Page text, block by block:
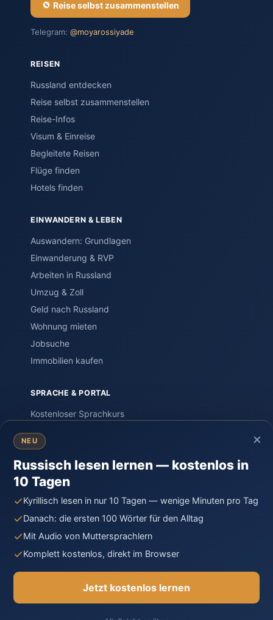
Reise selbst zusammenstellen
Telegram: @moyarossiyade
REISEN
Russland entdecken
Reise selbst zusammenstellen
Reise-Infos
Visum & Einreise
Begleitete Reisen
Flüge finden
Hotels finden
EINWANDERN & LEBEN
Auswandern: Grundlagen
Einwanderung & RVP
Arbeiten in Russland
Umzug & Zoll
Geld nach Russland
Wohnung mieten
Jobsuche
Immobilien kaufen
SPRACHE & PORTAL
Kostenloser Sprachkurs
Einstufungstest
Sprachreisen
PORTAL – Community
Wissen & Ratgeber
Russland-Knigge
Kontakt
Datenschutz Cookie-Richtlinie
×
NEU
Russisch lesen lernen — kostenlos in
10 Tagen
Kyrillisch lesen in nur 10 Tagen — wenige Minuten pro Tag
Danach: die ersten 100 Wörter für den Alltag
Mit Audio von Muttersprachlern
Komplett kostenlos, direkt im Browser
Jetzt kostenlos lernen